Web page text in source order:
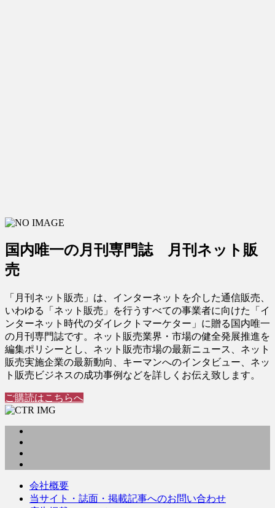
国内唯一の月刊専門誌 月刊ネット販
売
「月刊ネット販売」は、インターネットを介した通信販売、
いわゆる「ネット販売」を行うすべての事業者に向けた「イ
ンターネット時代のダイレクトマーケター」に贈る国内唯一
の月刊専門誌です。ネット販売業界・市場の健全発展推進を
編集ポリシーとし、ネット販売市場の最新ニュース、ネット
販売実施企業の最新動向、キーマンへのインタビュー、ネッ
ト販売ビジネスの成功事例などを詳しくお伝え致します。
ご購読はこちらへ
会社概要
当サイト・誌面・掲載記事へのお問い合わせ